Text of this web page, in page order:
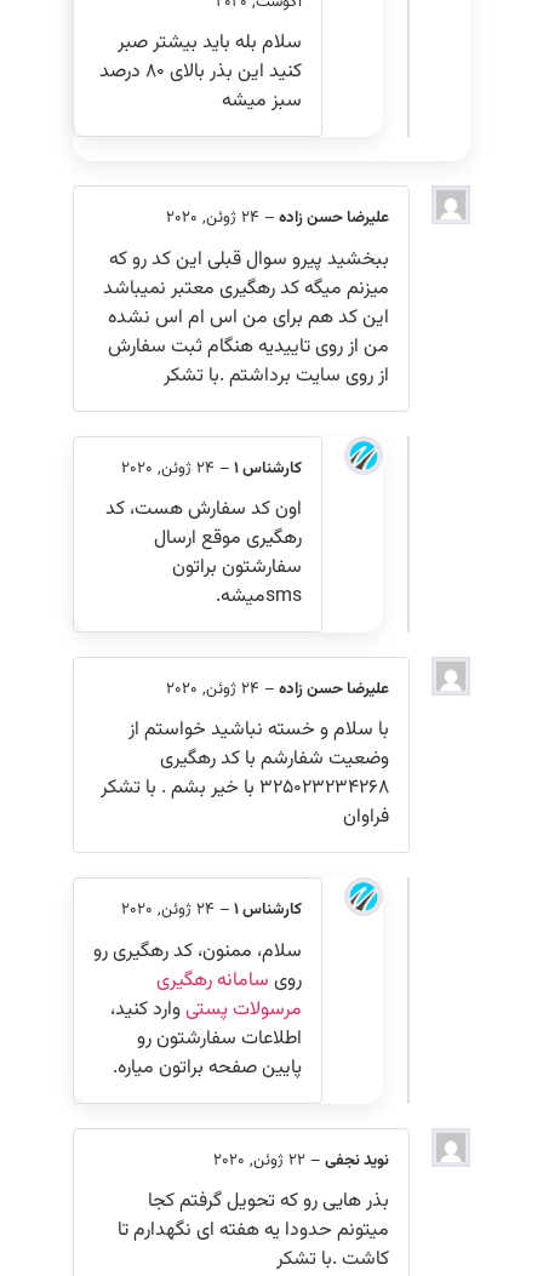
سلام بله باید بیشتر صبر
کنید این بذر بالای ۸۰ درصد
سبز میشه
علیرضا حسن زاده– 24 ژوئن, 2020
ببخشید پیرو سوال قبلی این کد رو که
میزنم میگه کد رهگیری معتبر نمیباشد
این کد هم برای من اس ام اس نشده
من از روی تاییدیه هنگام ثبت سفارش
از روی سایت برداشتم .با تشکر
کارشناس 1 –24 ژوئن, 2020
اون کد سفارش هست، کد
رهگیری موقع ارسال
سفارشتون براتون
علیرضا حسن زاده– 24 ژوئن, 2020
با سلام و خسته نباشید خواستم از
وضعیت شفارشم با کد رهگیری
۳۲۵۰۲۳۲۳۴۲۶۸ با خیر بشم . با تشکر
فراوان
کارشناس 1 –24 ژوئن, 2020
سلام، ممنون، کد رهگیری رو
سامانه رهگیری
مرسولات پستیوارد کنید،
اطلاعات سفارشتون رو
پایین صفحه براتون میاره.
نوید نجفی–22 ژوئن, 2020
بذر هایی رو که تحویل گرفتم کجا
میتونم حدودا یه هفته ای نگهدارم تا
کاشت .با تشکر